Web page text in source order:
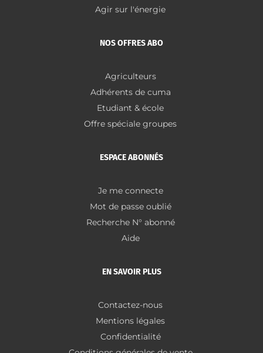
Agir sur l'énergie
NOS OFFRES ABO
Agriculteurs
Adhérents de cuma
Etudiant & école
Offre spéciale groupes
ESPACE ABONNÉS
Je me connecte
Mot de passe oublié
Recherche N° abonné
Aide
EN SAVOIR PLUS
Contactez-nous
Mentions légales
Confidentialité